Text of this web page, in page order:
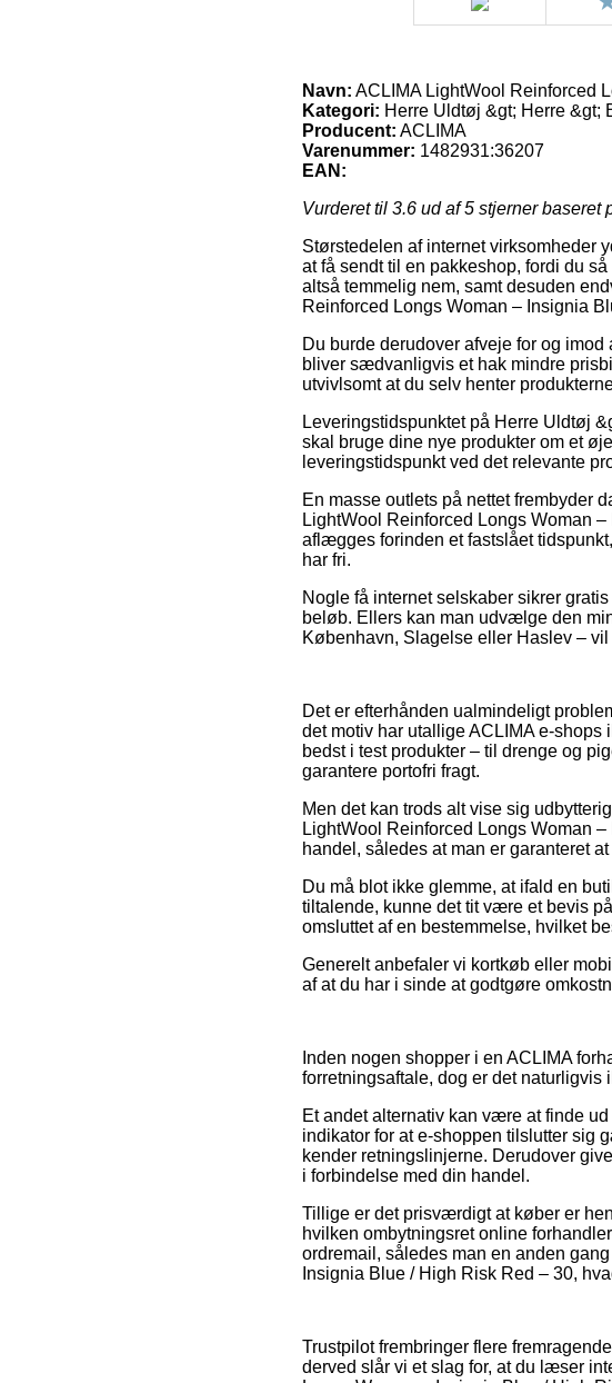
Navn: ACLIMA LightWool Reinforced
Kategori: Herre Uldtøj &gt; Herre
Producent: ACLIMA
Varenummer: 1482931:36207
EAN:
Vurderet til 3.6 ud af 5 stjerner baseret
Størstedelen af internet virksomheder
at få sendt til en pakkeshop, fordi du
altså temmelig nem, samt desuden
Reinforced Longs Woman – Insignia
Du burde derudover afveje for og
bliver sædvanligvis et hak mindre
utvivlsomt at du selv henter
Leveringstidspunktet på Herre Uldtøj
skal bruge dine nye produkter om et
leveringstidspunkt ved det relevante
En masse outlets på nettet frembyder
LightWool Reinforced Longs Woman
aflægges forinden et fastslået
har fri.
Nogle få internet selskaber sikrer
beløb. Ellers kan man udvælge den
København, Slagelse eller Haslev –
Det er efterhånden ualmindeligt
det motiv har utallige ACLIMA e-
bedst i test produkter – til drenge og
garantere portofri fragt.
Men det kan trods alt vise sig
LightWool Reinforced Longs Woman
handel, således at man er garanteret
Du må blot ikke glemme, at ifald en
tiltalende, kunne det tit være et bevis
omsluttet af en bestemmelse, hvilket
Generelt anbefaler vi kortkøb eller
af at du har i sinde at godtgøre
Inden nogen shopper i en ACLIMA
forretningsaftale, dog er det naturligvis
Et andet alternativ kan være at finde
indikator for at e-shoppen tilslutter sig
kender retningslinjerne. Derudover
i forbindelse med din handel.
Tillige er det prisværdigt at køber er
hvilken ombytningsret online
ordremail, således man en anden
Insignia Blue / High Risk Red – 30,
Trustpilot frembringer flere
derved slår vi et slag for, at du læser